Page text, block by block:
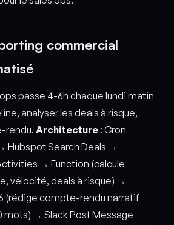
commercial
passe 4-6h chaque lundi matin
analyser les deals à risque,
rendu. Architecture : Cron
Hubspot Search Deals →
→ Function (calcule
vélocité, deals à risque) →
(rédige compte-rendu narratif
mots) → Slack Post Message